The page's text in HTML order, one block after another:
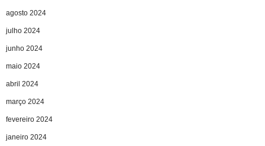
agosto 2024
julho 2024
junho 2024
maio 2024
abril 2024
março 2024
fevereiro 2024
janeiro 2024